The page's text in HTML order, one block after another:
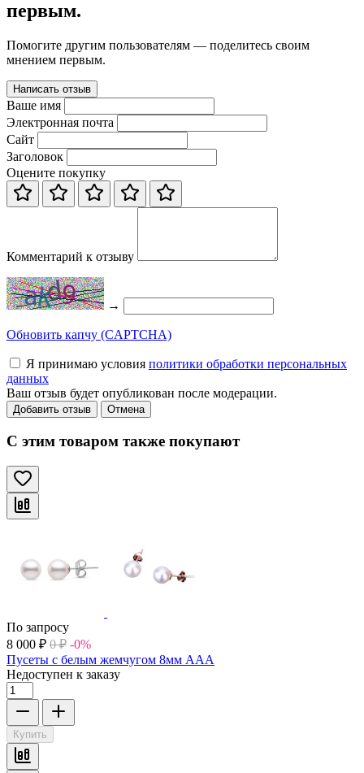
первым.
Помогите другим пользователям — поделитесь своим
мнением первым.
Написать отзыв
Ваше имя
Электронная почта
Сайт
Заголовок
Оцените покупку
Комментарий к отзыву
→
Обновить капчу (CAPTCHA)
Я принимаю условия политики обработки персональных
данных
Ваш отзыв будет опубликован после модерации.
Добавить отзыв Отмена
С этим товаром также покупают
По запросу
8 000 ₽ 0 ₽ -0%
Пусеты с белым жемчугом 8мм ААА
Недоступен к заказу
Купить